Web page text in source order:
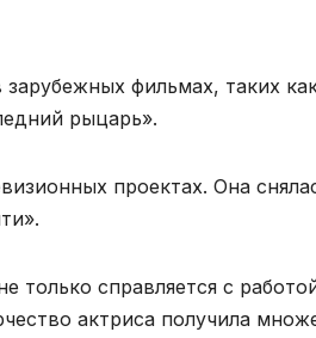
фильмах, таких
рыцарь».
проектах. Она
только справляется с
актриса получила